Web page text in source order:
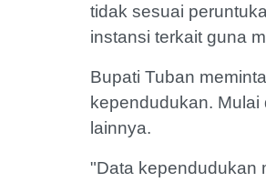
tidak sesuai
instansi terkait guna
Bupati Tuban
kependudukan.
lainnya.
"Data kependudukan